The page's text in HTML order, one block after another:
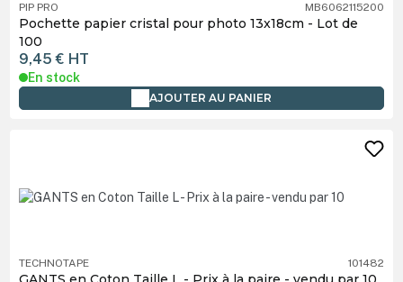
PIP PRO MB6062115200
Pochette papier cristal pour photo 13x18cm - Lot de
100
9,45 € HT
En stock
AJOUTER AU PANIER
TECHNOTAPE 101482